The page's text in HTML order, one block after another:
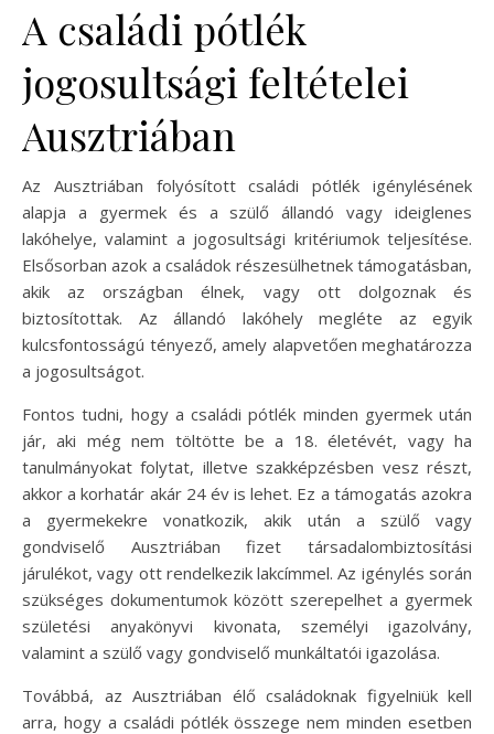
A családi pótlék
jogosultsági feltételei
Ausztriában
Az Ausztriában folyósított családi pótlék igénylésének
alapja a gyermek és a szülő állandó vagy ideiglenes
lakóhelye, valamint a jogosultsági kritériumok teljesítése.
Elsősorban azok a családok részesülhetnek támogatásban,
akik az országban élnek, vagy ott dolgoznak és
biztosítottak. Az állandó lakóhely megléte az egyik
kulcsfontosságú tényező, amely alapvetően meghatározza
a jogosultságot.
Fontos tudni, hogy a családi pótlék minden gyermek után
jár, aki még nem töltötte be a 18. életévét, vagy ha
tanulmányokat folytat, illetve szakképzésben vesz részt,
akkor a korhatár akár 24 év is lehet. Ez a támogatás azokra
a gyermekekre vonatkozik, akik után a szülő vagy
gondviselő Ausztriában fizet társadalombiztosítási
járulékot, vagy ott rendelkezik lakcímmel. Az igénylés során
szükséges dokumentumok között szerepelhet a gyermek
születési anyakönyvi kivonata, személyi igazolvány,
valamint a szülő vagy gondviselő munkáltatói igazolása.
Továbbá, az Ausztriában élő családoknak figyelniük kell
arra, hogy a családi pótlék összege nem minden esetben